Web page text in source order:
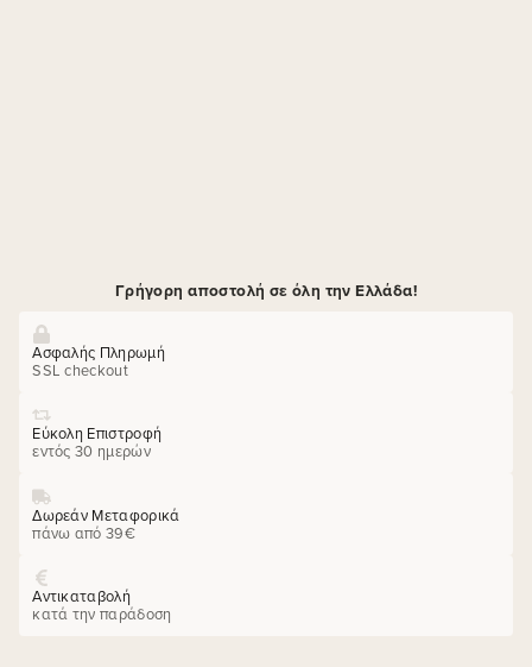
Γρήγορη αποστολή σε όλη την Ελλάδα!
Ασφαλής Πληρωμή
SSL checkout
Εύκολη Επιστροφή
εντός 30 ημερών
Δωρεάν Μεταφορικά
πάνω από 39€
Αντικαταβολή
κατά την παράδοση